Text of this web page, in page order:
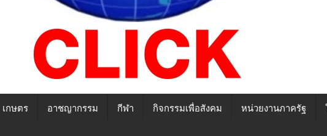
เกษตร อาชญากรรม กีฬา กิจกรรมเพื่อสังคม หน่วยงานภาครัฐ